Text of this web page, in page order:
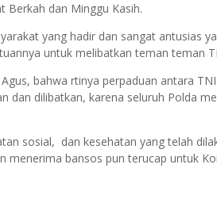
Berkah dan Minggu Kasih.
yang hadir dan sangat antusias
untuk melibatkan teman teman
bahwa rtinya perpaduan antara
dan dilibatkan, karena seluruh Polda
sosial, dan kesehatan yang telah
menerima bansos pun terucap untuk